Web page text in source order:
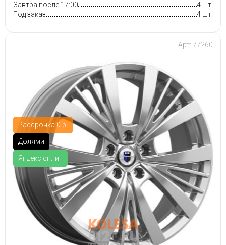
Завтра после 17:00
4 шт.
Под заказ
4 шт.
Рассрочка 0 р.
Долями
Яндекс.сплит
Арт: 77260